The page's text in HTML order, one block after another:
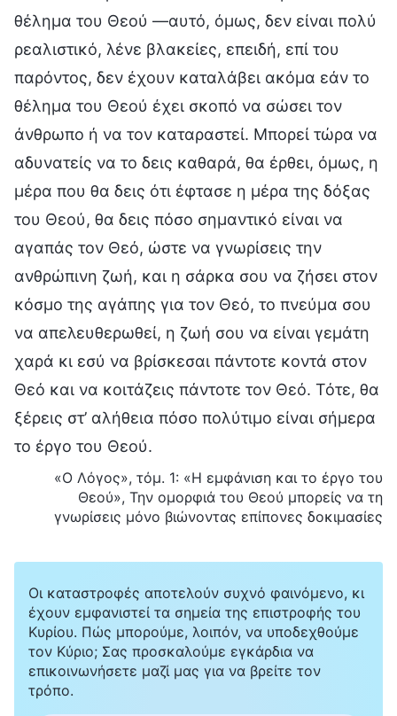
θέλημα του Θεού —αυτό, όμως, δεν είναι πολύ
ρεαλιστικό, λένε βλακείες, επειδή, επί του
παρόντος, δεν έχουν καταλάβει ακόμα εάν το
θέλημα του Θεού έχει σκοπό να σώσει τον
άνθρωπο ή να τον καταραστεί. Μπορεί τώρα να
αδυνατείς να το δεις καθαρά, θα έρθει, όμως, η
μέρα που θα δεις ότι έφτασε η μέρα της δόξας
του Θεού, θα δεις πόσο σημαντικό είναι να
αγαπάς τον Θεό, ώστε να γνωρίσεις την
ανθρώπινη ζωή, και η σάρκα σου να ζήσει στον
κόσμο της αγάπης για τον Θεό, το πνεύμα σου
να απελευθερωθεί, η ζωή σου να είναι γεμάτη
χαρά κι εσύ να βρίσκεσαι πάντοτε κοντά στον
Θεό και να κοιτάζεις πάντοτε τον Θεό. Τότε, θα
ξέρεις στ’ αλήθεια πόσο πολύτιμο είναι σήμερα
το έργο του Θεού.
«Ο Λόγος», τόμ. 1: «Η εμφάνιση και το έργο του
Θεού», Την ομορφιά του Θεού μπορείς να τη
γνωρίσεις μόνο βιώνοντας επίπονες δοκιμασίες
Οι καταστροφές αποτελούν συχνό φαινόμενο, κι
έχουν εμφανιστεί τα σημεία της επιστροφής του
Κυρίου. Πώς μπορούμε, λοιπόν, να υποδεχθούμε
τον Κύριο; Σας προσκαλούμε εγκάρδια να
επικοινωνήσετε μαζί μας για να βρείτε τον
τρόπο.